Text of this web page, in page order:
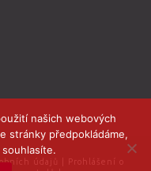
údajů
Prohlášení o
našich webových
stránky předpokládáme,